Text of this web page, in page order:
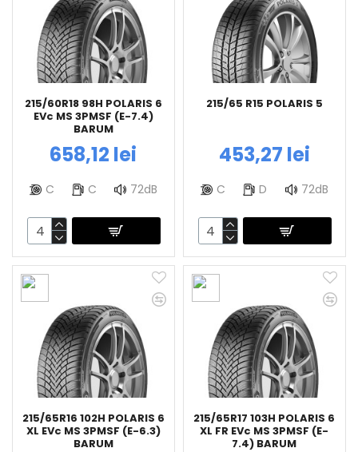
215/60R18 98H POLARIS 6
EVc MS 3PMSF (E-7.4)
BARUM
658,12 lei
C C 72dB
215/65 R15 POLARIS 5
453,27 lei
C D 72dB
215/65R16 102H POLARIS 6
XL EVc MS 3PMSF (E-6.3)
BARUM
215/65R17 103H POLARIS 6
XL FR EVc MS 3PMSF (E-
7.4) BARUM